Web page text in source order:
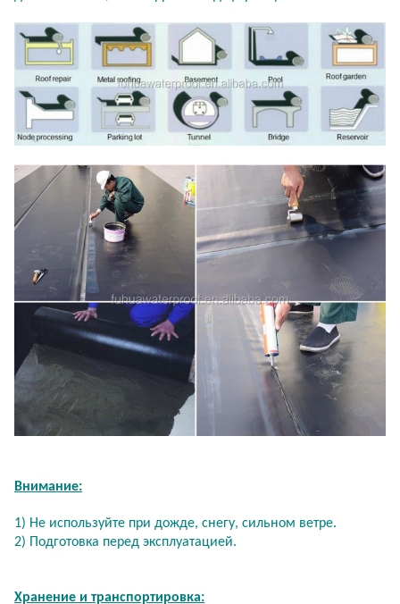
Внимание:
1) Не используйте при дожде, снегу, сильном ветре.
2) Подготовка перед эксплуатацией.
Хранение и транспортировка: